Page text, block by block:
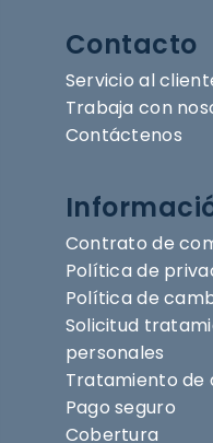
Contacto
Servicio al
Trabaja con
Contáctenos
Contrato de
Política de
Política de
Solicitud
personales
Tratamiento de
Pago seguro
Cobertura